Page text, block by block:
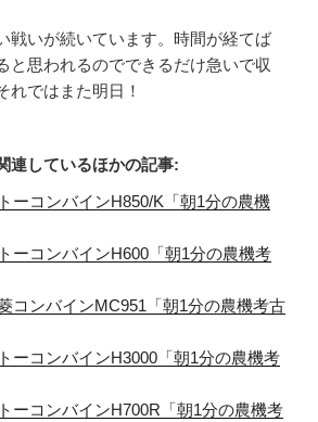
戦いが続いています。時間が経てば
と思われるのでできるだけ急いで収
れではまた明日！
連しているほかの記事:
ーコンバインH850/K「朝1分の農機
ーコンバインH600「朝1分の農機考
コンバインMC951「朝1分の農機考古
ーコンバインH3000「朝1分の農機考
ーコンバインH700R「朝1分の農機考